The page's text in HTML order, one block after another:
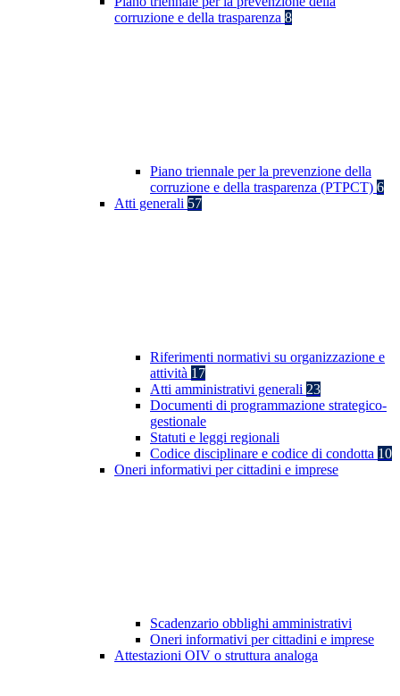
corruzione e della trasparenza 8
Piano triennale per la prevenzione della
corruzione e della trasparenza (PTPCT) 6
Atti generali 57
Riferimenti normativi su organizzazione e
attività 17
Atti amministrativi generali 23
Documenti di programmazione strategico-
gestionale
Statuti e leggi regionali
Codice disciplinare e codice di condotta 10
Oneri informativi per cittadini e imprese
Scadenzario obblighi amministrativi
Oneri informativi per cittadini e imprese
Attestazioni OIV o struttura analoga